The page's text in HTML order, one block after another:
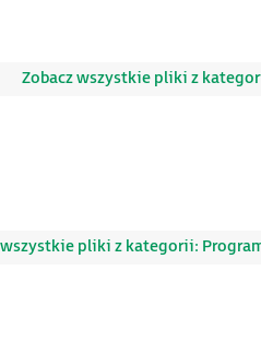
Zobacz wszystkie pliki z
wszystkie pliki z kategorii: